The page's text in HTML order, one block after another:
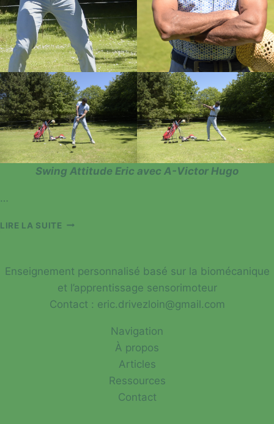
Swing Attitude Eric avec A-Victor Hugo
…
LIRE LA SUITE LA
VICTOR-
HUGO
Enseignement personnalisé basé sur la biomécanique
et l’apprentissage sensorimoteur
Contact : eric.drivezloin@gmail.com
Navigation
À propos
Articles
Ressources
Contact